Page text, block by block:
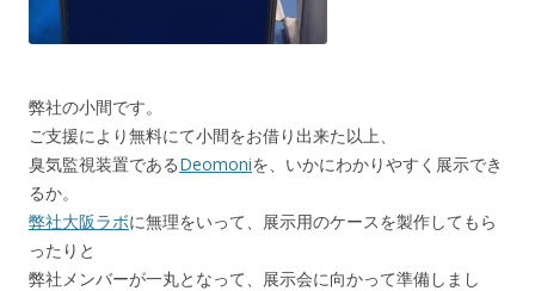
弊社の小間です。
ご支援により無料にて小間をお借り出来た以上、
臭気監視装置であるDeomoniを、いかにわかりやすく展示でき
るか。
弊社大阪ラボに無理をいって、展示用のケースを製作してもら
ったりと
弊社メンバーが一丸となって、展示会に向かって準備しまし